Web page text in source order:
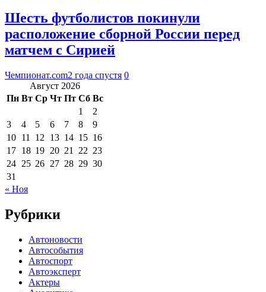
Шесть футболистов покинули
расположение сборной России перед
матчем с Сирией
Чемпионат.com2 года спустя 0
Август 2026
Пн Вт Ср Чт Пт Сб Вс
1
2
3
4 5 6 7 8
9
10 11 12 13 14 15 16
17 18 19 20 21 22 23
24 25 26 27 28 29 30
31
« Ноя
Рубрики
Автоновости
Автособытия
Автоспорт
Автоэксперт
Актеры